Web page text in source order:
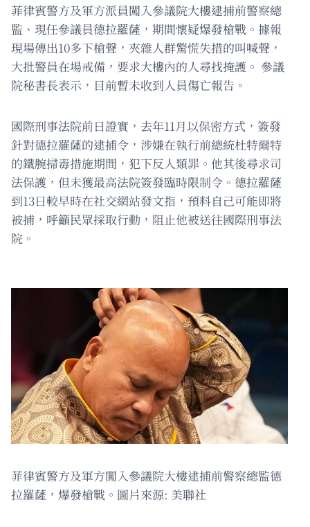
菲律賓警方及軍方派員闖入參議院大樓逮捕前警察總
監、現任參議員德拉羅薩，期間懷疑爆發槍戰。據報
現場傳出10多下槍聲，夾雜人群驚慌失措的叫喊聲，
大批警員在場戒備，要求大樓內的人尋找掩護。 參議
院秘書長表示，目前暫未收到人員傷亡報告。
國際刑事法院前日證實，去年11月以保密方式，簽發
針對德拉羅薩的逮捕令，涉嫌在執行前總統杜特爾特
的鐵腕掃毒措施期間，犯下反人類罪。他其後尋求司
法保護，但未獲最高法院簽發臨時限制令。德拉羅薩
到13日較早時在社交網站發文指，預料自己可能即將
被捕，呼籲民眾採取行動，阻止他被送往國際刑事法
院。
菲律賓警方及軍方闖入參議院大樓逮捕前警察總監德
拉羅薩，爆發槍戰。圖片來源: 美聯社